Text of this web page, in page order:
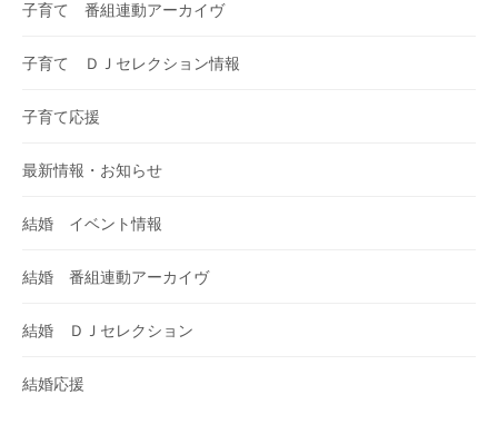
子育て 番組連動アーカイヴ
子育て ＤＪセレクション情報
子育て応援
最新情報・お知らせ
結婚 イベント情報
結婚 番組連動アーカイヴ
結婚 ＤＪセレクション
結婚応援